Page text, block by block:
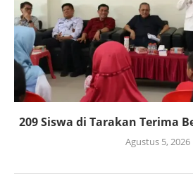
209 Siswa di Tarakan Terima
Agustus 5, 2026